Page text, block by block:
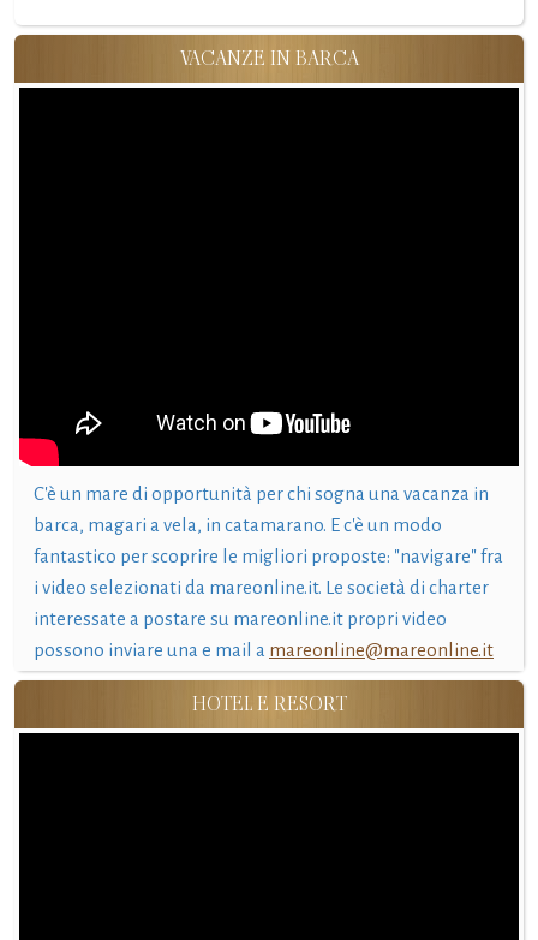
VACANZE IN BARCA
C'è un mare di opportunità per chi sogna una vacanza in
barca, magari a vela, in catamarano. E c'è un modo
fantastico per scoprire le migliori proposte: "navigare" fra
i video selezionati da mareonline.it. Le società di charter
interessate a postare su mareonline.it propri video
possono inviare una e mail a mareonline@mareonline.it
HOTEL E RESORT